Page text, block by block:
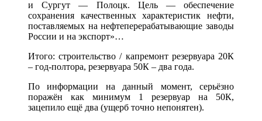
и Сургут — Полоцк. Цель — обеспечение
сохранения качественных характеристик нефти,
поставляемых на нефтеперерабатывающие заводы
России и на экспорт»…
Итого: строительство / капремонт резервуара 20К
– год-полтора, резервуара 50К – два года.
По информации на данный момент, серьёзно
поражён как минимум 1 резервуар на 50К,
зацепило ещё два (ущерб точно непонятен).